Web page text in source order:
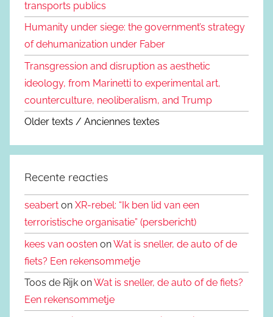
transports publics
Humanity under siege: the government’s strategy
of dehumanization under Faber
Transgression and disruption as aesthetic
ideology, from Marinetti to experimental art,
counterculture, neoliberalism, and Trump
Older texts / Anciennes textes
Recente reacties
seabert on XR-rebel: “Ik ben lid van een
terroristische organisatie” (persbericht)
kees van oosten onWat is sneller, de auto of de
fiets? Een rekensommetje
Toos de Rijk onWat is sneller, de auto of de fiets?
Een rekensommetje